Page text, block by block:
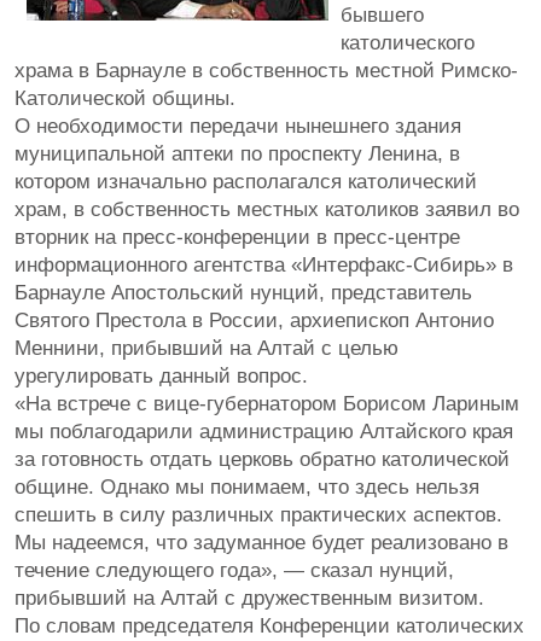
бывшего
католического
храма в Барнауле в собственность местной Римско-
Католической общины.
О необходимости передачи нынешнего здания
муниципальной аптеки по проспекту Ленина, в
котором изначально располагался католический
храм, в собственность местных католиков заявил во
вторник на пресс-конференции в пресс-центре
информационного агентства «Интерфакс-Сибирь» в
Барнауле Апостольский нунций, представитель
Святого Престола в России, архиепископ Антонио
Меннини, прибывший на Алтай с целью
урегулировать данный вопрос.
«На встрече с вице-губернатором Борисом Лариным
мы поблагодарили администрацию Алтайского края
за готовность отдать церковь обратно католической
общине. Однако мы понимаем, что здесь нельзя
спешить в силу различных практических аспектов.
Мы надеемся, что задуманное будет реализовано в
течение следующего года», — сказал нунций,
прибывший на Алтай с дружественным визитом.
По словам председателя Конференции католических